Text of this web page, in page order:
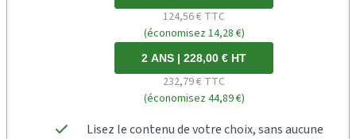
124,56 € TTC
(économisez 14,28 €)
2 ANS | 228,00 € HT
232,79 € TTC
(économisez 44,89 €)
Lisez le contenu de votre choix, sans aucune